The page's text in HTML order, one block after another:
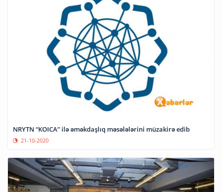
NRYTN “KOICA” ilə əməkdaşlıq məsələlərini müzakirə edib
21-10-2020